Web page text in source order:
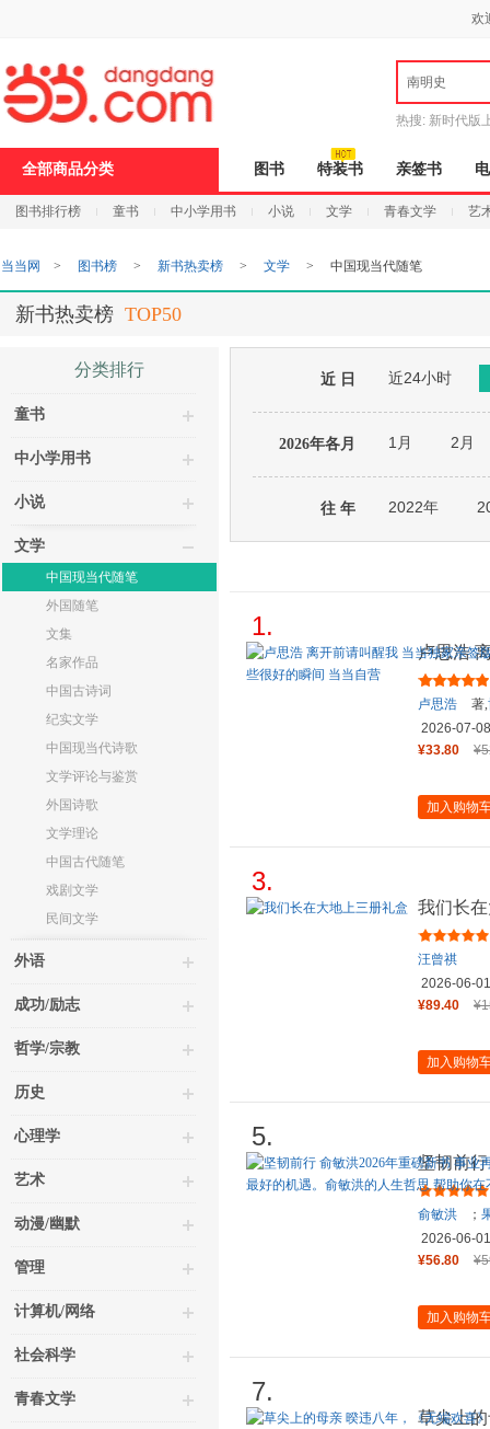
欢
南明史
热搜: 新时代版
全部商品分类 图书 特装书 亲签书
图书排行榜 童书 中小学用书 小说 文学 青春文学 艺
打
开
无
障
页
加
当当网 > 图书榜 > 新书热卖榜 > 文学 > 中国现当代随笔
新书热卖榜 TOP50
分类排行
童书
中小学用书
小说
文学
中国现当代随笔
外国随笔
文集
名家作品
中国古诗词
纪实文学
中国现当代诗歌
文学评论与鉴赏
外国诗歌
文学理论
中国古代随笔
戏剧文学
民间文学
外语
成功/励志
哲学/宗教
历史
心理学
艺术
动漫/幽默
管理
计算机/网络
社会科学
青春文学
近 日 近24小时
2026年各月 1月 2月
往 年 2022年
1.
卢思浩
新增10
卢思浩 著,
2026-07-08
¥33.80
加入购物
3.
我们长
汪曾祺
2026-06-01
¥89.40
加入购物
5.
坚韧前
发的心
俞敏洪 ；
2026-06-01
¥56.80
加入购物
7.
草尖上